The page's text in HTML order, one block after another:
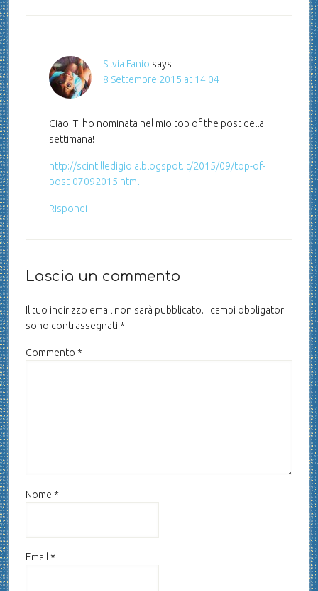
Silvia Fanio says
8 Settembre 2015 at 14:04
Ciao! Ti ho nominata nel mio top of the post della
settimana!
http://scintilledigioia.blogspot.it/2015/09/top-of-
post-07092015.html
Rispondi
Lascia un commento
Il tuo indirizzo email non sarà pubblicato. I campi obbligatori
sono contrassegnati *
Commento *
Nome *
Email *